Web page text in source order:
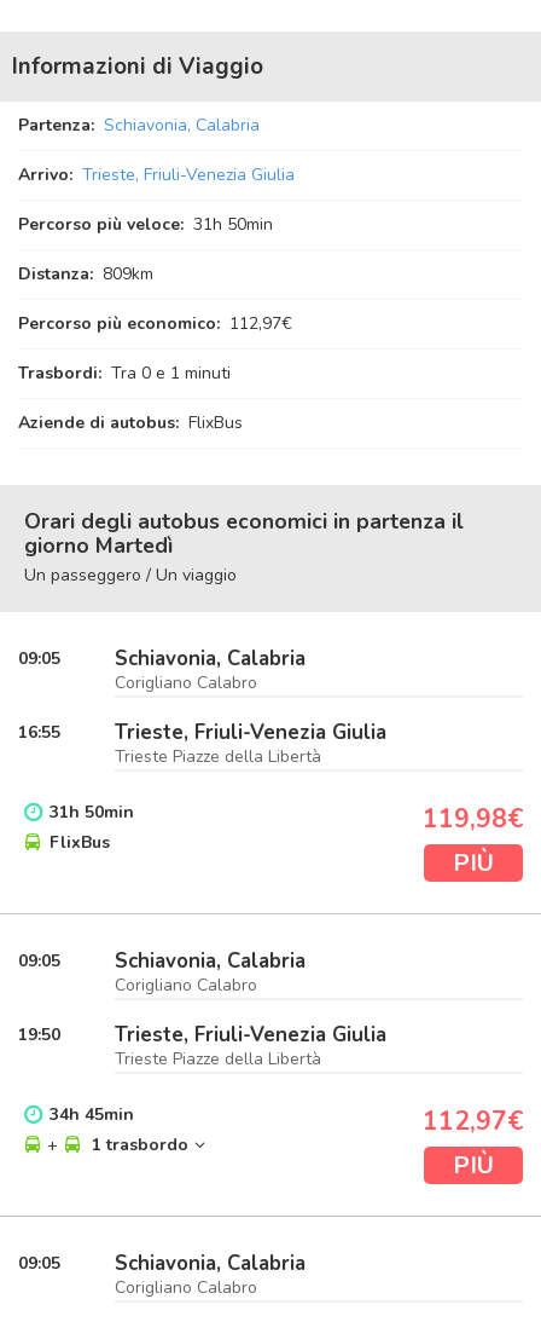
Informazioni di Viaggio
Partenza: Schiavonia, Calabria
Arrivo: Trieste, Friuli-Venezia Giulia
Percorso più veloce: 31h 50min
Distanza: 809km
Percorso più economico: 112,97€
Trasbordi: Tra 0 e 1 minuti
Aziende di autobus: FlixBus
Orari degli autobus economici in partenza il
giorno Martedì
Un passeggero / Un viaggio
09:05 Schiavonia, Calabria
Corigliano Calabro
16:55 Trieste, Friuli-Venezia Giulia
Trieste Piazze della Libertà
31h 50min
FlixBus
119,98€
PIÙ
09:05 Schiavonia, Calabria
Corigliano Calabro
19:50 Trieste, Friuli-Venezia Giulia
Trieste Piazze della Libertà
34h 45min
+
1 trasbordo
112,97€
PIÙ
09:05 Schiavonia, Calabria
Corigliano Calabro